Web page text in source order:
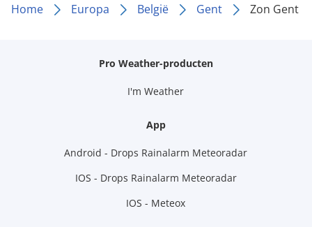
Home Europa België Gent Zon Gent
Pro Weather-producten
I'm Weather
App
Android - Drops Rainalarm Meteoradar
IOS - Drops Rainalarm Meteoradar
IOS - Meteox